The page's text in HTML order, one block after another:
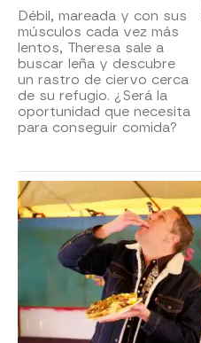
Débil, mareada y con sus
músculos cada vez más
lentos, Theresa sale a
buscar leña y descubre
un rastro de ciervo cerca
de su refugio. ¿Será la
oportunidad que necesita
para conseguir comida?